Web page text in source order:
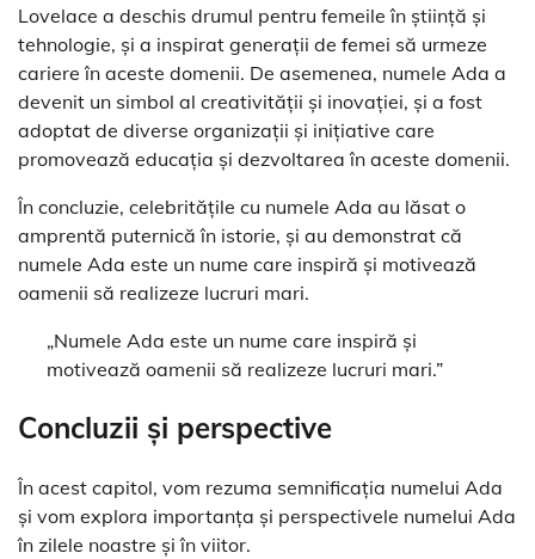
Lovelace a deschis drumul pentru femeile în știință și
tehnologie, și a inspirat generații de femei să urmeze
cariere în aceste domenii. De asemenea, numele Ada a
devenit un simbol al creativității și inovației, și a fost
adoptat de diverse organizații și inițiative care
promovează educația și dezvoltarea în aceste domenii.
În concluzie, celebritățile cu numele Ada au lăsat o
amprentă puternică în istorie, și au demonstrat că
numele Ada este un nume care inspiră și motivează
oamenii să realizeze lucruri mari.
„Numele Ada este un nume care inspiră și
motivează oamenii să realizeze lucruri mari.”
Concluzii și perspective
În acest capitol, vom rezuma semnificația numelui Ada
și vom explora importanța și perspectivele numelui Ada
în zilele noastre și în viitor.